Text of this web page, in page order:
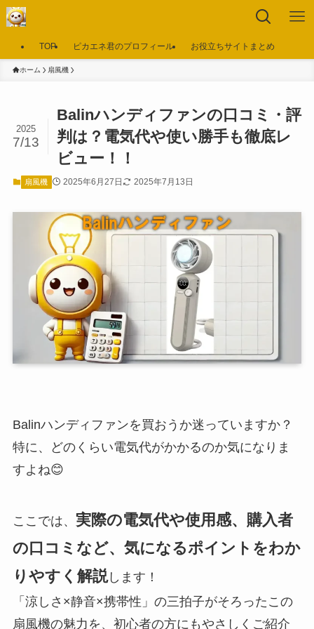
TOP ピカエネ君のプロフィール お役立ちサイトまとめ
ホーム 扇風機
Balinハンディファンの口コミ・評
判は？電気代や使い勝手も徹底レ
ビュー！！
2025
7/13
扇風機 2025年6月27日 2025年7月13日
Balinハンディファンを買おうか迷っていますか？
特に、どのくらい電気代がかかるのか気になりま
すよね😊
ここでは、 実際の電気代や使用感、購入者
の口コミなど、気になるポイントをわか
りやすく解説します！
「涼しさ×静音×携帯性」の三拍子がそろったこの
扇風機の魅力を、初心者の方にもやさしくご紹介